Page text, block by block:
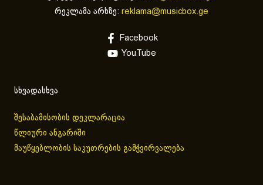
რეკლამა არხზე: reklama@musicbox.ge
Facebook
YouTube
სხვადასხვა
შესაბამისობის დეკლარაცია
წლიური ანგარიში
მაუწყებლობის საკუთრების გამჭვირვალება